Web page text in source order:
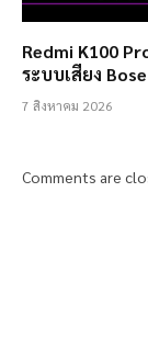
Redmi K100
ระบบเสียง
7 สิงหาคม 2026
Comments are